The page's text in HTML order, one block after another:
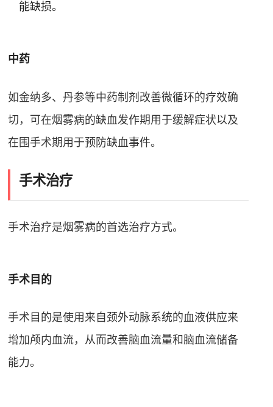
能缺损。
中药
如金纳多、丹参等中药制剂改善微循环的疗效确
切，可在烟雾病的缺血发作期用于缓解症状以及
在围手术期用于预防缺血事件。
手术治疗
手术治疗是烟雾病的首选治疗方式。
手术目的
手术目的是使用来自颈外动脉系统的血液供应来
增加颅内血流，从而改善脑血流量和脑血流储备
能力。